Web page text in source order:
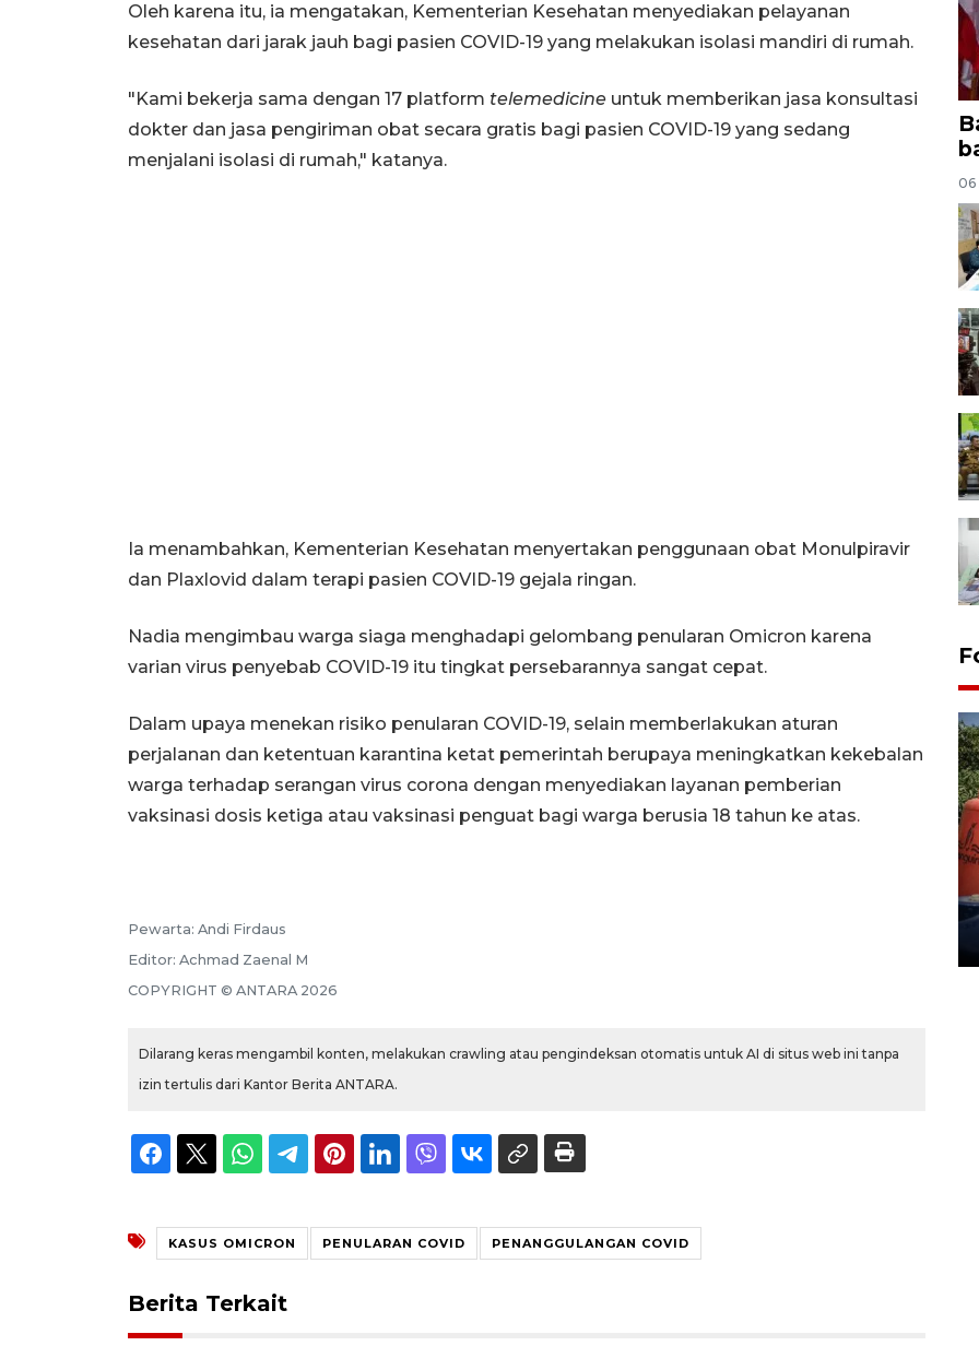
Oleh karena itu, ia mengatakan, Kementerian Kesehatan menyediakan pelayanan
kesehatan dari jarak jauh bagi pasien COVID-19 yang melakukan isolasi mandiri di rumah.
"Kami bekerja sama dengan 17 platform telemedicine untuk memberikan jasa konsultasi
dokter dan jasa pengiriman obat secara gratis bagi pasien COVID-19 yang sedang
menjalani isolasi di rumah," katanya.
Ia menambahkan, Kementerian Kesehatan menyertakan penggunaan obat Monulpiravir
dan Plaxlovid dalam terapi pasien COVID-19 gejala ringan.
Nadia mengimbau warga siaga menghadapi gelombang penularan Omicron karena
varian virus penyebab COVID-19 itu tingkat persebarannya sangat cepat.
Dalam upaya menekan risiko penularan COVID-19, selain memberlakukan aturan
perjalanan dan ketentuan karantina ketat pemerintah berupaya meningkatkan kekebalan
warga terhadap serangan virus corona dengan menyediakan layanan pemberian
vaksinasi dosis ketiga atau vaksinasi penguat bagi warga berusia 18 tahun ke atas.
Pewarta: Andi Firdaus
Editor: Achmad Zaenal M
COPYRIGHT © ANTARA 2026
Dilarang keras mengambil konten, melakukan crawling atau pengindeksan otomatis untuk AI di situs web ini tanpa
izin tertulis dari Kantor Berita ANTARA.
KASUS OMICRON PENULARAN COVID PENANGGULANGAN COVID
Berita Terkait
06